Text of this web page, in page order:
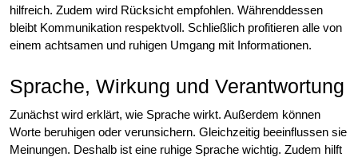
hilfreich. Zudem wird Rücksicht empfohlen. Währenddessen
bleibt Kommunikation respektvoll. Schließlich profitieren alle von
einem achtsamen und ruhigen Umgang mit Informationen.
Sprache, Wirkung und Verantwortung
Zunächst wird erklärt, wie Sprache wirkt. Außerdem können
Worte beruhigen oder verunsichern. Gleichzeitig beeinflussen sie
Meinungen. Deshalb ist eine ruhige Sprache wichtig. Zudem hilft